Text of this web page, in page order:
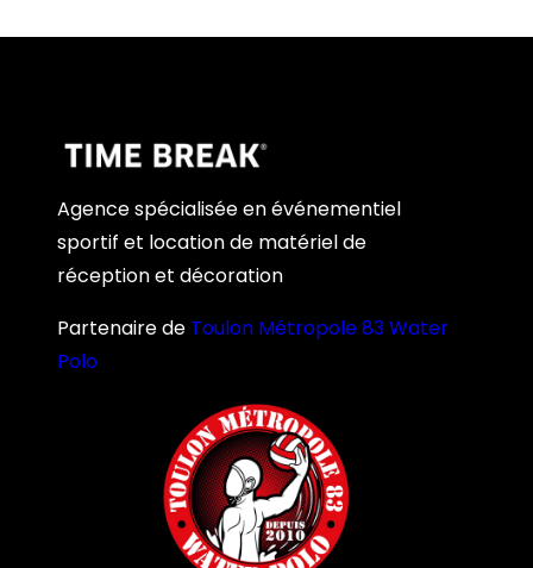
Agence spécialisée en événementiel
sportif et location de matériel de
réception et décoration
Partenaire de Toulon Métropole 83 Water
Polo